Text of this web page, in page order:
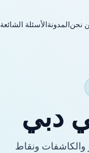
نحنالمدونةالأسئلة الشائعة
دبي
والكاشفات ونقاط